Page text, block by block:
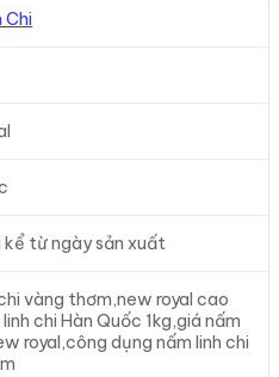
Chi
từ ngày sản xuất
vàng thơm,new royal cao
chi Hàn Quốc 1kg,giá nấm
royal,công dụng nấm linh chi